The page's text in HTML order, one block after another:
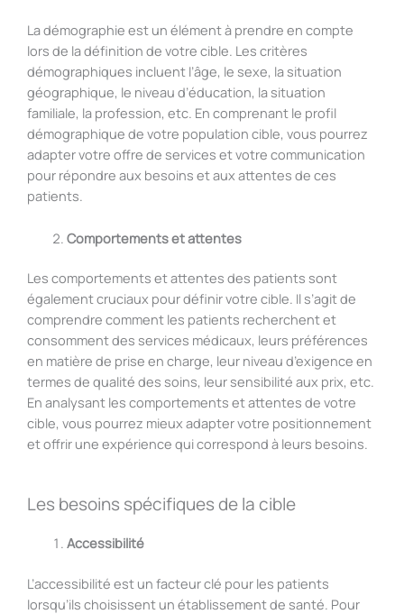
La démographie est un élément à prendre en compte
lors de la définition de votre cible. Les critères
démographiques incluent l’âge, le sexe, la situation
géographique, le niveau d’éducation, la situation
familiale, la profession, etc. En comprenant le profil
démographique de votre population cible, vous pourrez
adapter votre offre de services et votre communication
pour répondre aux besoins et aux attentes de ces
patients.
Comportements et attentes
Les comportements et attentes des patients sont
également cruciaux pour définir votre cible. Il s’agit de
comprendre comment les patients recherchent et
consomment des services médicaux, leurs préférences
en matière de prise en charge, leur niveau d’exigence en
termes de qualité des soins, leur sensibilité aux prix, etc.
En analysant les comportements et attentes de votre
cible, vous pourrez mieux adapter votre positionnement
et offrir une expérience qui correspond à leurs besoins.
Les besoins spécifiques de la cible
Accessibilité
L’accessibilité est un facteur clé pour les patients
lorsqu’ils choisissent un établissement de santé. Pour